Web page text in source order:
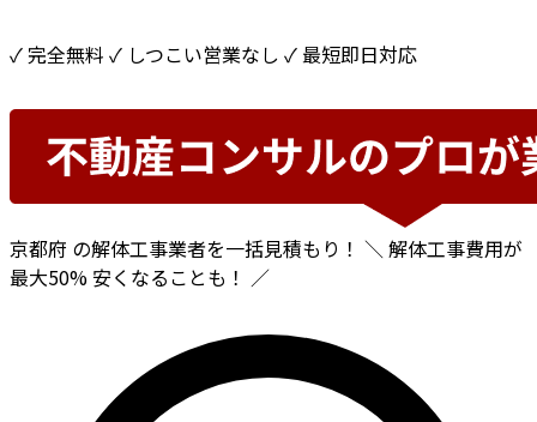
✓ 完全無料 ✓ しつこい営業なし ✓ 最短即日対応
京都府 の解体工事業者を一括見積もり！ ＼ 解体工事費用が
最大50%安くなることも！ ／